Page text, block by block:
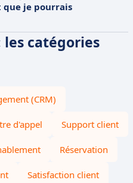
je pourrais
les catégories
(CRM)
d'appel Support client
Réservation
Satisfaction client